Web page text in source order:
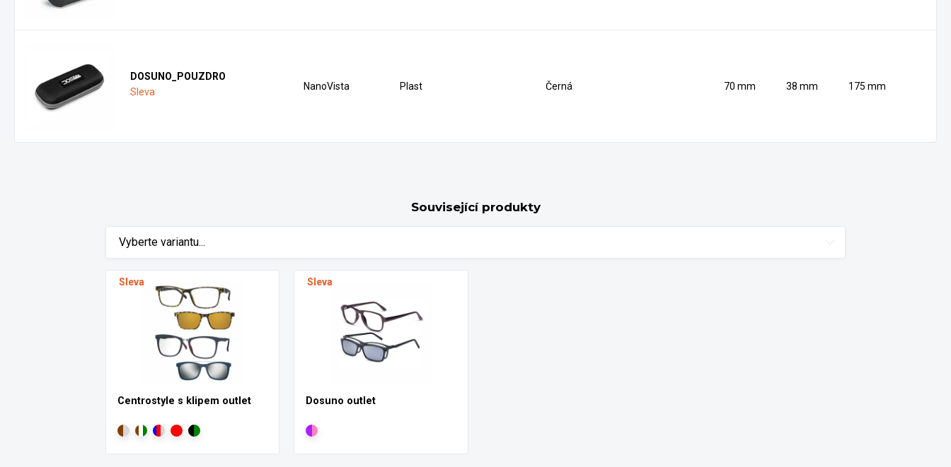
DOSUNO_POUZDRO
Sleva
NanoVista Plast Černá 70 mm 38 mm 175 mm
Související produkty
Vyberte variantu...
Sleva
Centrostyle s klipem outlet
Sleva
Dosuno outlet